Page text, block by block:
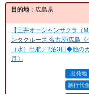
目的地：広島県
【三井オーシャンサクラ（
ンタクルーズ 名古屋/広島
（水）出航／2泊3日◆他の
月〕
出発地
旅行代